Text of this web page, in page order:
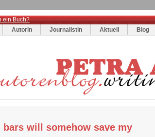
ein Buch?
Autorin Journalistin Aktuell Blog
will somehow save my